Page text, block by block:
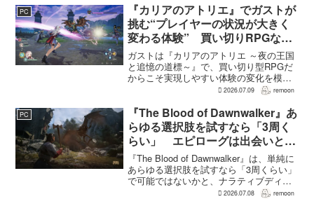
ると、シリーズディレクターの浜口直樹
氏がAU...
PC
『カリアのアトリエ』でガストが
挑む“プレイヤーの状況が大きく
変わる体験” 買い切りRPGなら
ではの変化とは
ガストは『カリアのアトリエ ～夜の王国
と追憶の道標～』で、買い切り型RPGだ
からこそ実現しやすい体験の変化を模索
している。大型の運営型ゲームが継続的
かで、同社はキャラクターやビジュアル
の魅力だけでなく、ゲ...
2026.07.09 remoon
PC
『The Blood of Dawnwalker』あ
らゆる選択肢を試すなら「3周く
らい」 エピローグは出会いと選
択で変化
『The Blood of Dawnwalker』は、単純に
あらゆる選択肢を試すなら「3周くらい」
で可能ではないかと、ナラティブディレ
クターのJakub Szamałek氏がファミ
2026.07.08 remoon